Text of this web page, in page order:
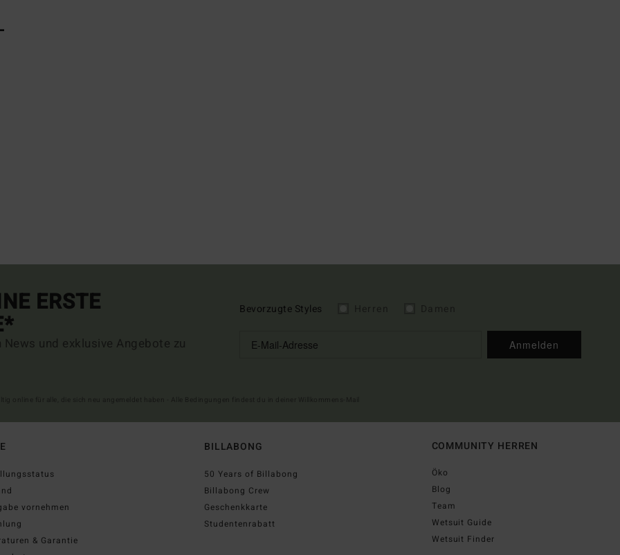
ERSTE
und exklusive Angebote zu
Bevorzugte Styles
Anmelden
vornehmen
& Garantie
BILLABONG
50 Years of Billabong
Billabong Crew
Geschenkkarte
Studentenrabatt
COMMUNITY HERREN
Öko
Blog
Team
Wetsuit Guide
Wetsuit Finder